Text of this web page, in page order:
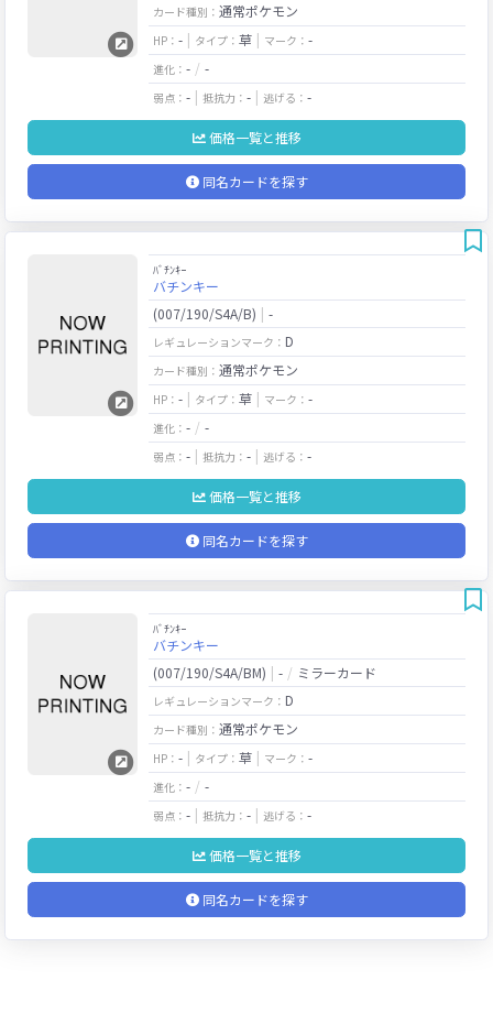
カード種別： 通常ポケモン
HP： - タイプ： 草 マーク： -
進化： - -
弱点： - 抵抗力： - 逃げる： -
価格一覧と推移
同名カードを探す
ﾊﾞﾁﾝｷｰ
バチンキー
(007/190/S4A/B)
-
レギュレーションマーク： D
カード種別： 通常ポケモン
HP： - タイプ： 草 マーク： -
進化： - -
弱点： - 抵抗力： - 逃げる： -
価格一覧と推移
同名カードを探す
ﾊﾞﾁﾝｷｰ
バチンキー
(007/190/S4A/BM)
- ミラーカード
レギュレーションマーク： D
カード種別： 通常ポケモン
HP： - タイプ： 草 マーク： -
進化： - -
弱点： - 抵抗力： - 逃げる： -
価格一覧と推移
同名カードを探す